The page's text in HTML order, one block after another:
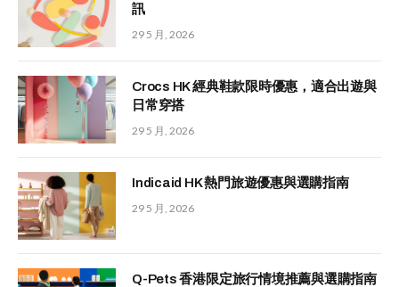
訊
29 5 月, 2026
Crocs HK 經典鞋款限時優惠，適合出遊與
日常穿搭
29 5 月, 2026
Indicaid HK 熱門旅遊優惠與選購指南
29 5 月, 2026
Q-Pets 香港限定旅行情境推薦與選購指南